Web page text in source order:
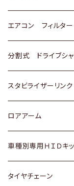
スバル
マツダ
三菱
スバル
三菱
スバル
スズキ
日産
いすゞ
ダイハツ
マツダ
三菱
トヨタ
ホンダ
スズキ
日産
ダイハツ
マツダ
エアコン フィルター
トヨタ
ホンダ
スズキ
日産
いすゞ
分割式 ドライブシャ
トヨタ
ホンダ
スズキ
日産
スタビライザーリンク
トヨタ
ホンダ
スズキ
ロアアーム
ホンダ
スズキ
車種別専用ＨＩＤキ
トヨタ
タイヤチェーン